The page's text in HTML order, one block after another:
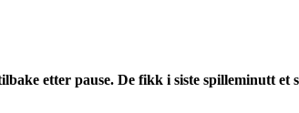
etter pause. De fikk i siste spilleminutt